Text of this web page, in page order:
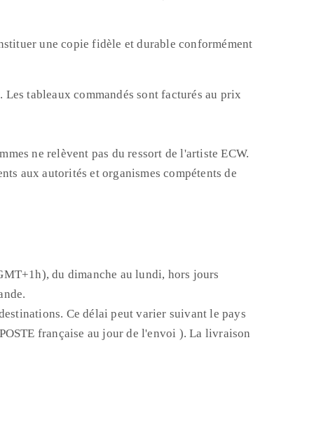
une copie fidèle et durable conformément
tableaux commandés sont facturés au prix
ne relèvent pas du ressort de l'artiste ECW.
aux autorités et organismes compétents de
du dimanche au lundi, hors jours
Ce délai peut varier suivant le pays
française au jour de l'envoi ). La livraison